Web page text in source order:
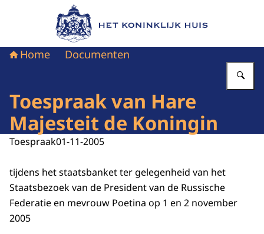
Naar de homepage van Het Koninklijk Huis
Home Documenten
Toespraak van Hare
Majesteit de Koningin
Toespraak01-11-2005
tijdens het staatsbanket ter gelegenheid van het
Staatsbezoek van de President van de Russische
Federatie en mevrouw Poetina op 1 en 2 november
2005